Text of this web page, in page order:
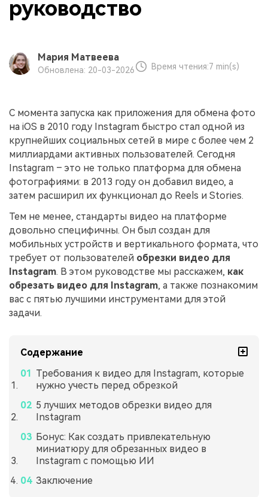
руководство
Мария Матвеева
Обновлена: 20-03-2026 Время чтения:7 min(s)
С момента запуска как приложения для обмена фото
на iOS в 2010 году Instagram быстро стал одной из
крупнейших социальных сетей в мире с более чем 2
миллиардами активных пользователей. Сегодня
Instagram – это не только платформа для обмена
фотографиями: в 2013 году он добавил видео, а
затем расширил их функционал до Reels и Stories.
Тем не менее, стандарты видео на платформе
довольно специфичны. Он был создан для
мобильных устройств и вертикального формата, что
требует от пользователей обрезки видео для
Instagram. В этом руководстве мы расскажем, как
обрезать видео для Instagram, а также познакомим
вас с пятью лучшими инструментами для этой
задачи.
Содержание
Требования к видео для Instagram, которые
нужно учесть перед обрезкой
5 лучших методов обрезки видео для
Instagram
Бонус: Как создать привлекательную
миниатюру для обрезанных видео в
Instagram с помощью ИИ
Заключение